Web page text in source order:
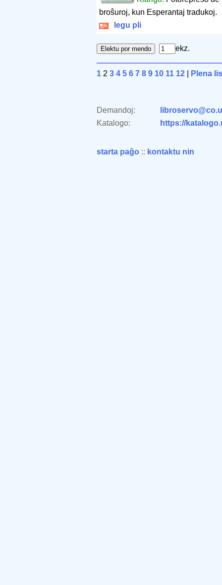
broŝuroj, kun Esperantaj tradukoj.
legu pli
ekz.
1 2 3 4 5 6 7 8 9 10 11 12 Plena
Demandoj:
Katalogo:
https://
starta paĝo :: kontaktu nin